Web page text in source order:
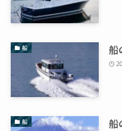
船 船
船 船